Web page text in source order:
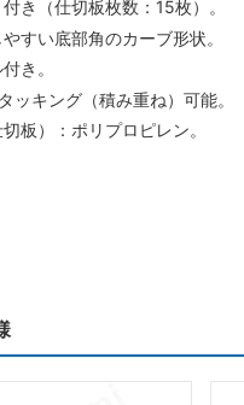
き（仕切板枚数：15枚）。
すい底部角のカーブ形状。
き。
キング（積み重ね）可能。
板）：ポリプロピレン。